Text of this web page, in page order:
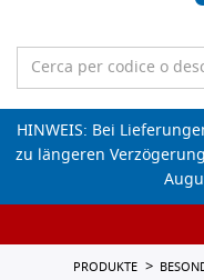
HINWEIS: Bei
zu längeren
PRODUKTE